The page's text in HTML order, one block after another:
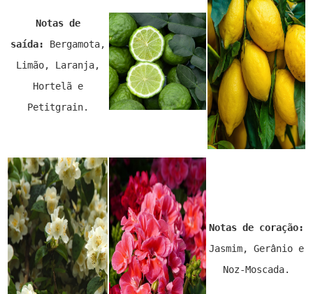
Notas de
saída: Bergamota,
Limão, Laranja,
Hortelã e
Petitgrain.
Notas de coração:
Jasmim, Gerânio e
Noz-Moscada.